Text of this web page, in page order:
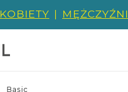
KOBIETY | MĘŻCZYŹNI
Basic